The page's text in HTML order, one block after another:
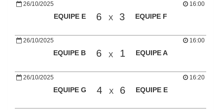
26/10/2025
EQUIPE E 6 X 3 EQUIPE F
16:00
26/10/2025
EQUIPE B 6 X 1 EQUIPE A
16:00
26/10/2025
EQUIPE G 4 X 6 EQUIPE E
16:20